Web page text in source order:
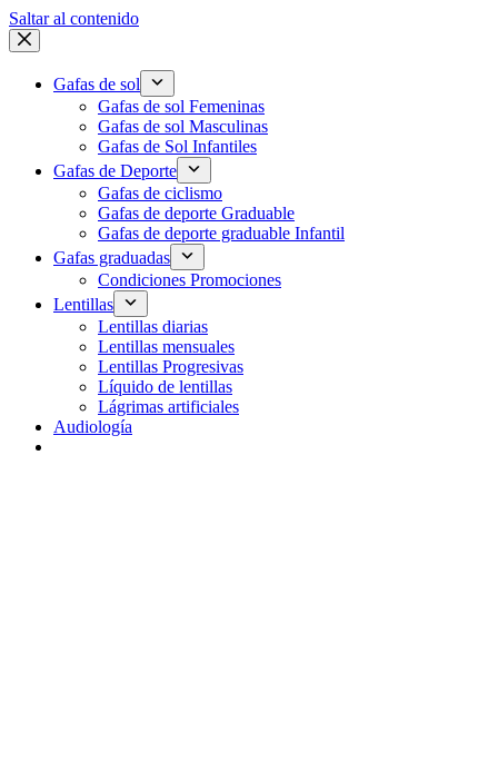
Saltar al contenido
Gafas de sol
Gafas de sol Femeninas
Gafas de sol Masculinas
Gafas de Sol Infantiles
Gafas de Deporte
Gafas de ciclismo
Gafas de deporte Graduable
Gafas de deporte graduable Infantil
Gafas graduadas
Condiciones Promociones
Lentillas
Lentillas diarias
Lentillas mensuales
Lentillas Progresivas
Líquido de lentillas
Lágrimas artificiales
Audiología